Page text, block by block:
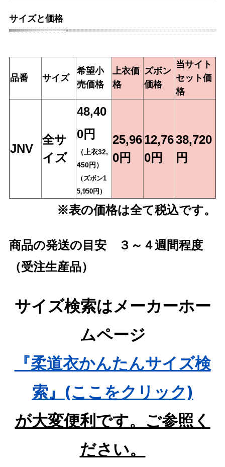
サイズと価格
品番 サイズ
希望小
売価格
上衣価
格
ズボン
価格
当サイト
セット価
格
JNV
全サ
イズ
48,40
0円
（上衣32,
450円）
（ズボン1
5,950円）
25,96
0円
12,76
0円
38,720
円
※表の価格は全て税込です。
商品の発送の目安
３～４週間程度
（受注生産品）
サイズ検索はメーカーホー
ムページ
『柔道衣かんたんサイズ検
索』(ここをクリック)
が大変便利です。ご参照く
ださい。